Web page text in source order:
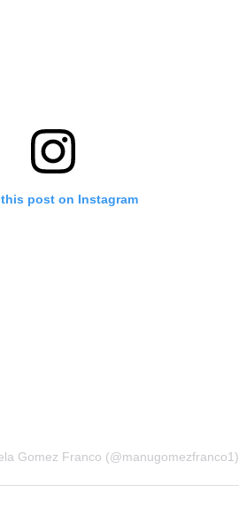
post on Instagram
Gomez Franco (@manugomezfranco1)